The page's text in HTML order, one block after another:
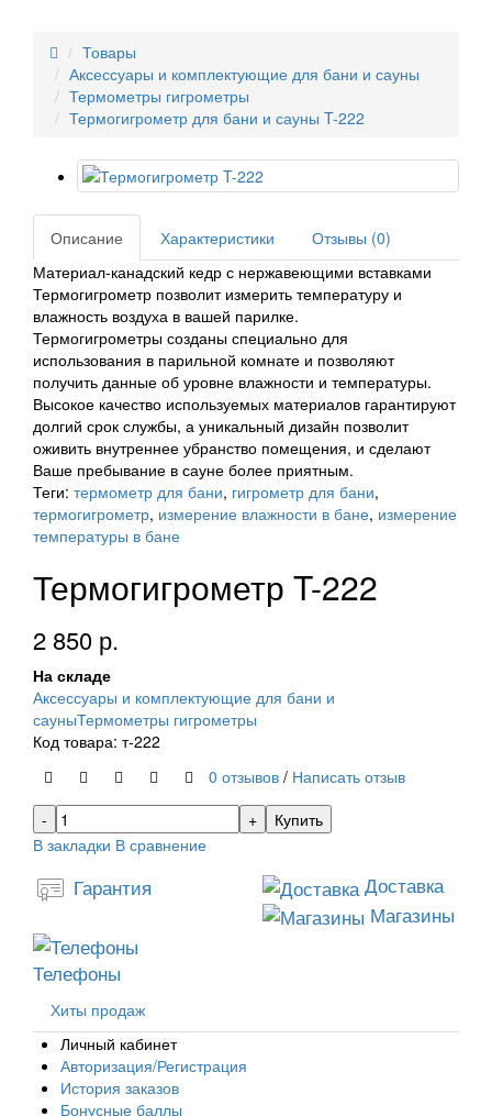
Товары
Аксессуары и комплектующие для бани и сауны
Термометры гигрометры
Термогигрометр для бани и сауны T-222
Описание Характеристики
Отзывы (0)
Материал-канадский кедр с нержавеющими вставками
Термогигрометр позволит измерить температуру и
влажность воздуха в вашей парилке.
Термогигрометры созданы специально для
использования в парильной комнате и позволяют
получить данные об уровне влажности и температуры.
Высокое качество используемых материалов гарантируют
долгий срок службы, а уникальный дизайн позволит
оживить внутреннее убранство помещения, и сделают
Ваше пребывание в сауне более приятным.
Теги: термометр для бани, гигрометр для бани,
термогигрометр, измерение влажности в бане, измерение
температуры в бане
Термогигрометр T-222
2 850 р.
На складе
Аксессуары и комплектующие для бани и
сауныТермометры гигрометры
Код товара: т-222
0 отзывов / Написать отзыв
Купить
В закладки В сравнение
Гарантия
Доставка
Магазины
Телефоны
Хиты продаж
Личный кабинет
Авторизация/Регистрация
История заказов
Бонусные баллы